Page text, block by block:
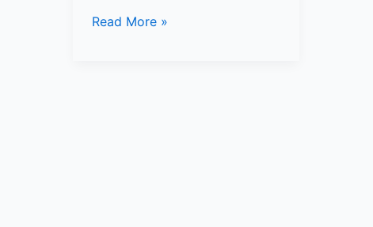
हरिद्वार
Read More »